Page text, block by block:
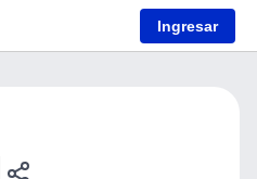
Ingresar